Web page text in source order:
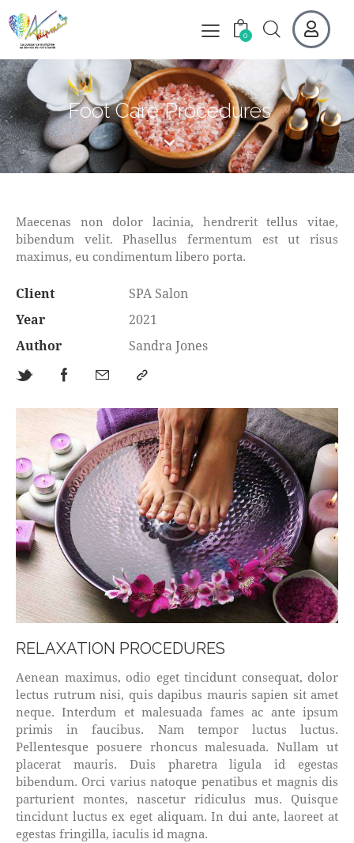
0
Foot Care Procedures
RELAXATION PROCEDURES
Aenean maximus, odio eget tincidunt consequat, dolor
lectus rutrum nisi, quis dapibus mauris sapien sit amet
neque. Interdum et malesuada fames ac ante ipsum
primis in faucibus. Nam tempor luctus luctus.
Pellentesque posuere rhoncus malesuada. Nullam ut
placerat mauris. Duis pharetra ligula id egestas
bibendum. Orci varius natoque penatibus et magnis dis
parturient montes, nascetur ridiculus mus. Quisque
tincidunt luctus ex eget aliquam. In dui ante, laoreet at
egestas fringilla, iaculis id magna.
Maecenas non dolor lacinia, hendrerit tellus vitae,
bibendum velit. Phasellus fermentum est ut risus
maximus, eu condimentum libero porta.
Client
SPA Salon
Year
2021
Author
Sandra Jones